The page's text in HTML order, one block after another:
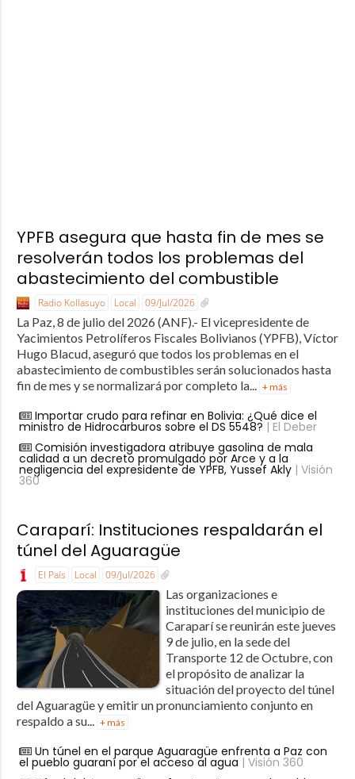
YPFB asegura que hasta fin de mes se
resolverán todos los problemas del
abastecimiento del combustible
Radio Kollasuyo Local 09/Jul/2026
La Paz, 8 de julio del 2026 (ANF).- El vicepresidente de
Yacimientos Petrolíferos Fiscales Bolivianos (YPFB), Víctor
Hugo Blacud, aseguró que todos los problemas en el
abastecimiento de combustibles serán solucionados hasta
fin de mes y se normalizará por completo la...
+ más
Importar crudo para refinar en Bolivia: ¿Qué dice el
ministro de Hidrocarburos sobre el DS 5548? | El Deber
Comisión investigadora atribuye gasolina de mala
calidad a un decreto promulgado por Arce y a la
negligencia del expresidente de YPFB, Yussef Akly| Visión
360
Caraparí: Instituciones respaldarán el
túnel del Aguaragüe
El País Local 09/Jul/2026
Las organizaciones e
instituciones del municipio de
Caraparí se reunirán este jueves
9 de julio, en la sede del
Transporte 12 de Octubre, con
el propósito de analizar la
situación del proyecto del túnel
del Aguaragüe y emitir un pronunciamiento conjunto en
respaldo a su...
+ más
Un túnel en el parque Aguaragüe enfrenta a Paz con
el pueblo guaraní por el acceso al agua | Visión 360